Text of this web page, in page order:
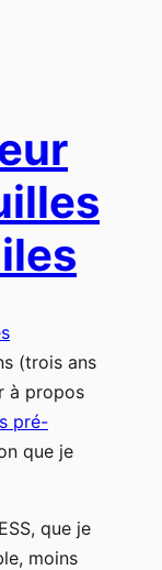
(trois ans
à propos
pré-
que je
que je
moins